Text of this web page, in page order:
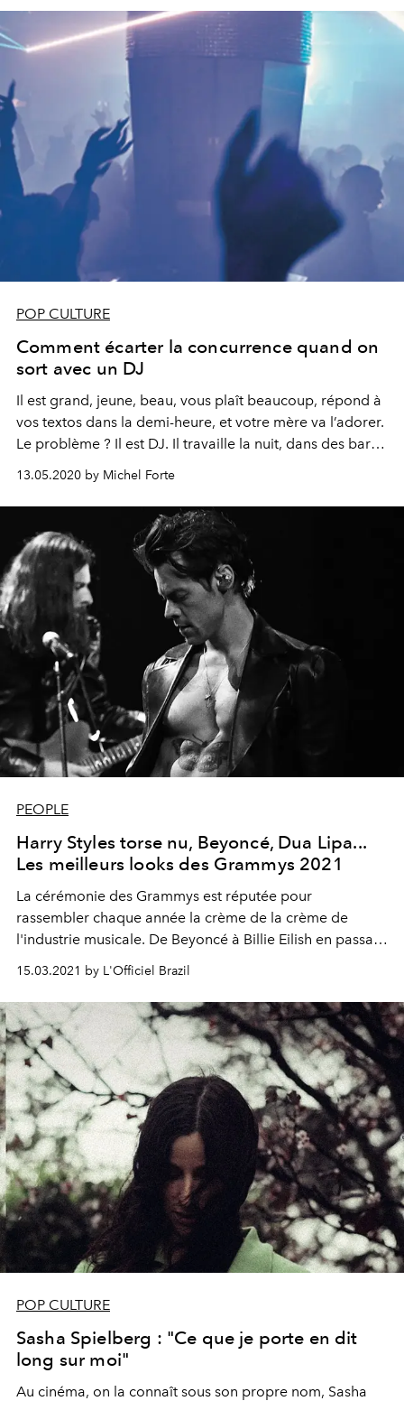
POP CULTURE
Comment écarter la concurrence quand on
sort avec un DJ
Il est grand, jeune, beau, vous plaît beaucoup, répond à
vos textos dans la demi-heure, et votre mère va l’adorer.
Le problème ? Il est DJ. Il travaille la nuit, dans des bars,
confrontée à une adversaire redoutable : la groupie du
DJ. Parce que connaître sa cible, c’est la neutraliser
avant qu’elle n’agisse, on vous donne quelques pistes
pour garder la face. Et, au passage, votre nouveau mec.
13.05.2020 by Michel Forte
PEOPLE
Harry Styles torse nu, Beyoncé, Dua Lipa...
Les meilleurs looks des Grammys 2021
La cérémonie des Grammys est réputée pour
rassembler chaque année la crème de la crème de
l'industrie musicale. De Beyoncé à Billie Eilish en passant
15.03.2021 by L'Officiel Brazil
POP CULTURE
Sasha Spielberg : "Ce que je porte en dit
long sur moi"
Au cinéma, on la connaît sous son propre nom, Sasha